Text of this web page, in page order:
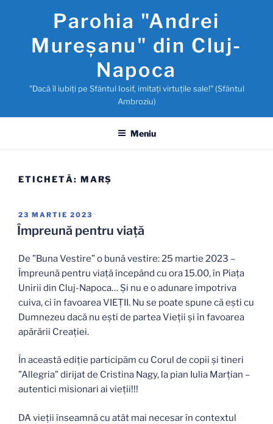
conținut
Parohia "Andrei
Mureşanu" din Cluj-
Napoca
"Dacă îl iubiţi pe Sfântul Iosif, imitaţi virtuţile sale!" (Sfântul
Ambroziu)
Meniu
ETICHETĂ: MARŞ
PUBLICAT
PE
23 MARTIE 2023
Împreună pentru viață
De ”Buna Vestire” o bună vestire: 25 martie 2023 –
Împreună pentru viață începând cu ora 15.00, în Piața
Unirii din Cluj-Napoca… Și nu e o adunare împotriva
cuiva, ci în favoarea VIEȚII. Nu se poate spune că ești cu
Dumnezeu dacă nu ești de partea Vieții și în favoarea
apărării Creației.
În această ediție participăm cu Corul de copii și tineri
”Allegria” dirijat de Cristina Nagy, la pian Iulia Marțian –
autentici misionari ai vieții!!!
DA vieții înseamnă cu atât mai necesar în contextul